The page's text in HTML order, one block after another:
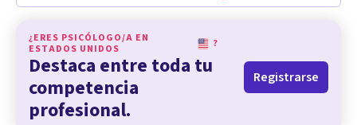
¿ERES PSICÓLOGO/A EN
ESTADOS UNIDOS
?
Destaca entre toda tu
competencia
profesional.
Registrarse